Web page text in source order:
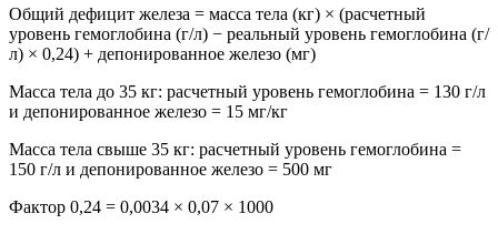
Общий дефицит железа = масса тела (кг) × (расчетный
уровень гемоглобина (г/л) − реальный уровень гемоглобина (г/
л) × 0,24) + депонированное железо (мг)
Масса тела до 35 кг: расчетный уровень гемоглобина = 130 г/л
и депонированное железо = 15 мг/кг
Масса тела свыше 35 кг: расчетный уровень гемоглобина =
150 г/л и депонированное железо = 500 мг
Фактор 0,24 = 0,0034 × 0,07 × 1000